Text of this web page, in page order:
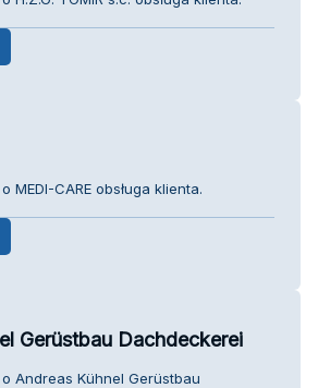
MEDI-CARE obsługa klienta.
Gerüstbau Dachdeckerei
Andreas Kühnel Gerüstbau